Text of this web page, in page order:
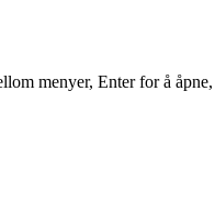
menyer, Enter for å